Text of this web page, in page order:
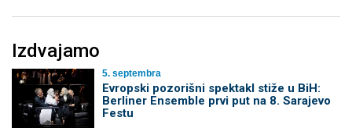
Izdvajamo
5. septembra
Evropski pozorišni spektakl stiže u BiH:
Berliner Ensemble prvi put na 8. Sarajevo
Festu